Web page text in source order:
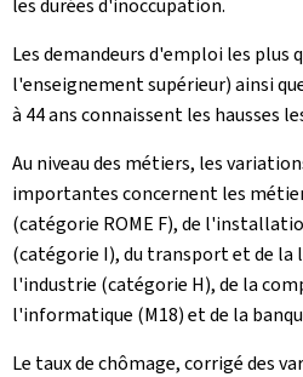
les durées d'inoccupation.
Les demandeurs d'emploi les plus
l'enseignement supérieur) ainsi
à 44 ans connaissent les hausses
Au niveau des métiers, les
importantes concernent les
(catégorie ROME F), de
(catégorie I), du transport et de la
l'industrie (catégorie H), de la
l'informatique (M18) et de la
Le taux de chômage, corrigé des